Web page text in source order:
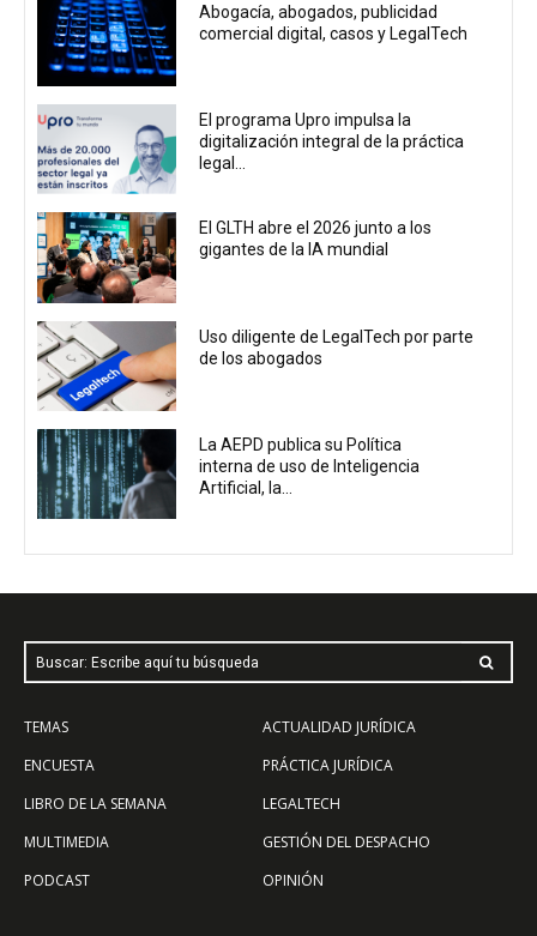
Abogacía, abogados, publicidad
comercial digital, casos y LegalTech
El programa Upro impulsa la
digitalización integral de la práctica
legal...
El GLTH abre el 2026 junto a los
gigantes de la IA mundial
Uso diligente de LegalTech por parte
de los abogados
La AEPD publica su Política
interna de uso de Inteligencia
Artificial, la...
Buscar: Escribe aquí tu búsqueda
TEMAS
ENCUESTA
LIBRO DE LA SEMANA
MULTIMEDIA
PODCAST
ACTUALIDAD JURÍDICA
PRÁCTICA JURÍDICA
LEGALTECH
GESTIÓN DEL DESPACHO
OPINIÓN